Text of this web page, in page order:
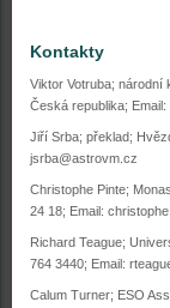
Kontakty
Viktor Votruba; národní
Česká republika;
Jiří Srba; překlad;
jsrba@astrovm.cz
Christophe Pinte;
24 18; Email:
Richard Teague;
764 3440; Email:
Calum Turner; ESO